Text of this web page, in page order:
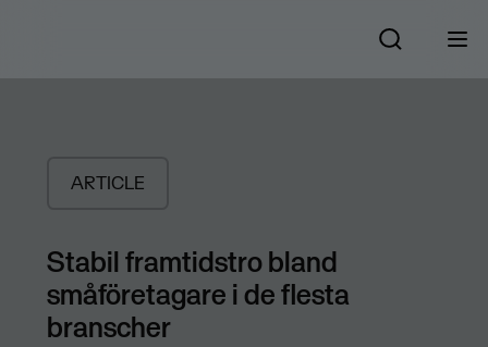
ARTICLE
Stabil framtidstro bland
småföretagare i de flesta
branscher